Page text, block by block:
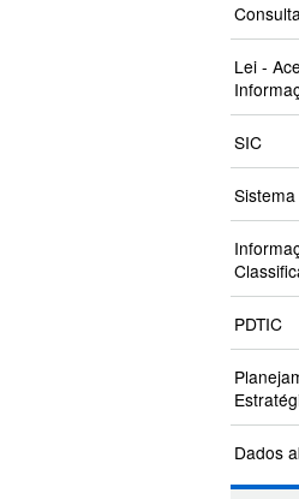
Lei -
SIC
PDTIC
Dados